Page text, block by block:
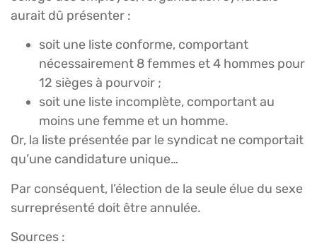
aurait dû présenter :
soit une liste conforme, comportant
nécessairement 8 femmes et 4 hommes pour
12 sièges à pourvoir ;
soit une liste incomplète, comportant au
moins une femme et un homme.
Or, la liste présentée par le syndicat ne comportait
qu’une candidature unique…
Par conséquent, l’élection de la seule élue du sexe
surreprésenté doit être annulée.
Sources :